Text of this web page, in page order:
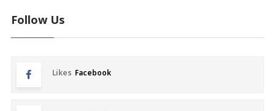
Follow Us
Likes Facebook